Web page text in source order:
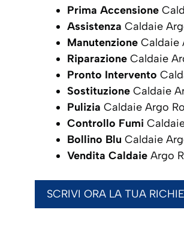
Prima Accensione
Assistenza Caldaie
ManutenzioneCaldaie
RiparazioneCaldaie
Pronto Intervento
SostituzioneCaldaie
Pulizia Caldaie Argo
Controllo Fumi
Bollino Blu Caldaie
Vendita CaldaieArgo
SCRIVI ORA LA TUA